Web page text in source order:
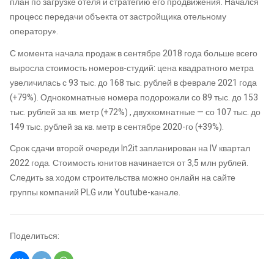
процесс передачи объекта от застройщика отельному
оператору».
С момента начала продаж в сентябре 2018 года больше всего
выросла стоимость номеров-студий: цена квадратного метра
увеличилась с 93 тыс. до 168 тыс. рублей в феврале 2021 года
(+79%). Однокомнатные номера подорожали со 89 тыс. до 153
тыс. рублей за кв. метр (+72%) , двухкомнатные — со 107 тыс. до
149 тыс. рублей за кв. метр в сентябре 2020-го (+39%).
Срок сдачи второй очереди In2it запланирован на IV квартал
2022 года. Стоимость юнитов начинается от 3,5 млн рублей.
Следить за ходом строительства можно онлайн на сайте
группы компаний PLG или Youtube-канале.
Поделиться: